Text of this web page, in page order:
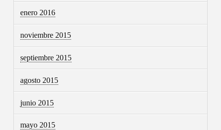
enero 2016
noviembre 2015
septiembre 2015
agosto 2015
junio 2015
mayo 2015